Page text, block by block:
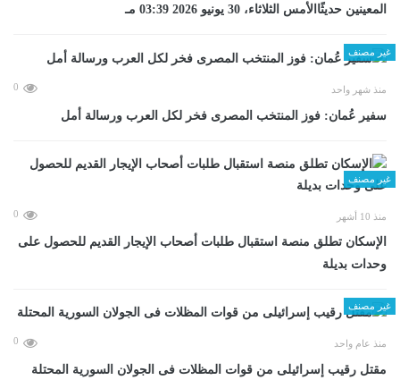
المعينين حديثًاالأمس الثلاثاء، 30 يونيو 2026 03:39 مـ
غير مصنف
منذ شهر واحد 0
سفير عُمان: فوز المنتخب المصرى فخر لكل العرب ورسالة أمل
غير مصنف
منذ 10 أشهر 0
الإسكان تطلق منصة استقبال طلبات أصحاب الإيجار القديم للحصول على
وحدات بديلة
غير مصنف
منذ عام واحد 0
مقتل رقيب إسرائيلى من قوات المظلات فى الجولان السورية المحتلة